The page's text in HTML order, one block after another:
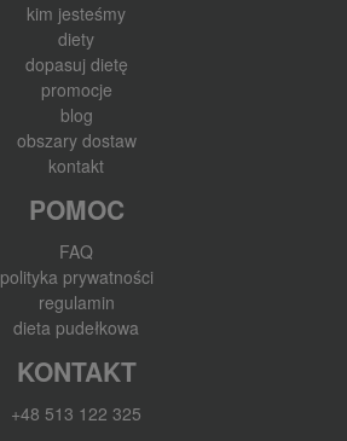
kim jesteśmy
diety
dopasuj dietę
promocje
blog
obszary dostaw
kontakt
POMOC
FAQ
polityka prywatności
regulamin
dieta pudełkowa
KONTAKT
+48 513 122 325